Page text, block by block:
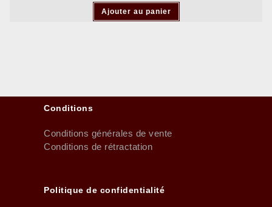
Ajouter au panier
Conditions
Conditions générales de vente
Conditions de rétractation
Politique de confidentialité